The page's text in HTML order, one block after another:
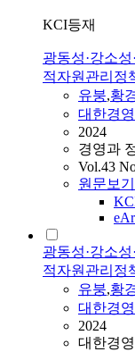
KCI등재
광동성·강소
적자원관리정
유붕,황
대한경
2024
경영과
Vol.43
원문보기
광동성·강소
적자원관리정
유붕,황
대한경
2024
대한경